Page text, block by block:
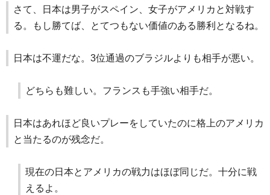
さて、日本は男子がスペイン、女子がアメリカと対戦す
る。もし勝てば、とてつもない価値のある勝利となるね。
日本は不運だな。3位通過のブラジルよりも相手が悪い。
どちらも難しい。フランスも手強い相手だ。
日本はあれほど良いプレーをしていたのに格上のアメリカ
と当たるのが残念だ。
現在の日本とアメリカの戦力はほぼ同じだ。十分に戦
えるよ。